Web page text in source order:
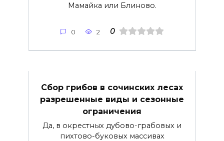
Мамайка или Блиново.
0 2 0
Сбор грибов в сочинских лесах
разрешенные виды и сезонные
ограничения
Да, в окрестных дубово-грабовых и
пихтово-буковых массивах